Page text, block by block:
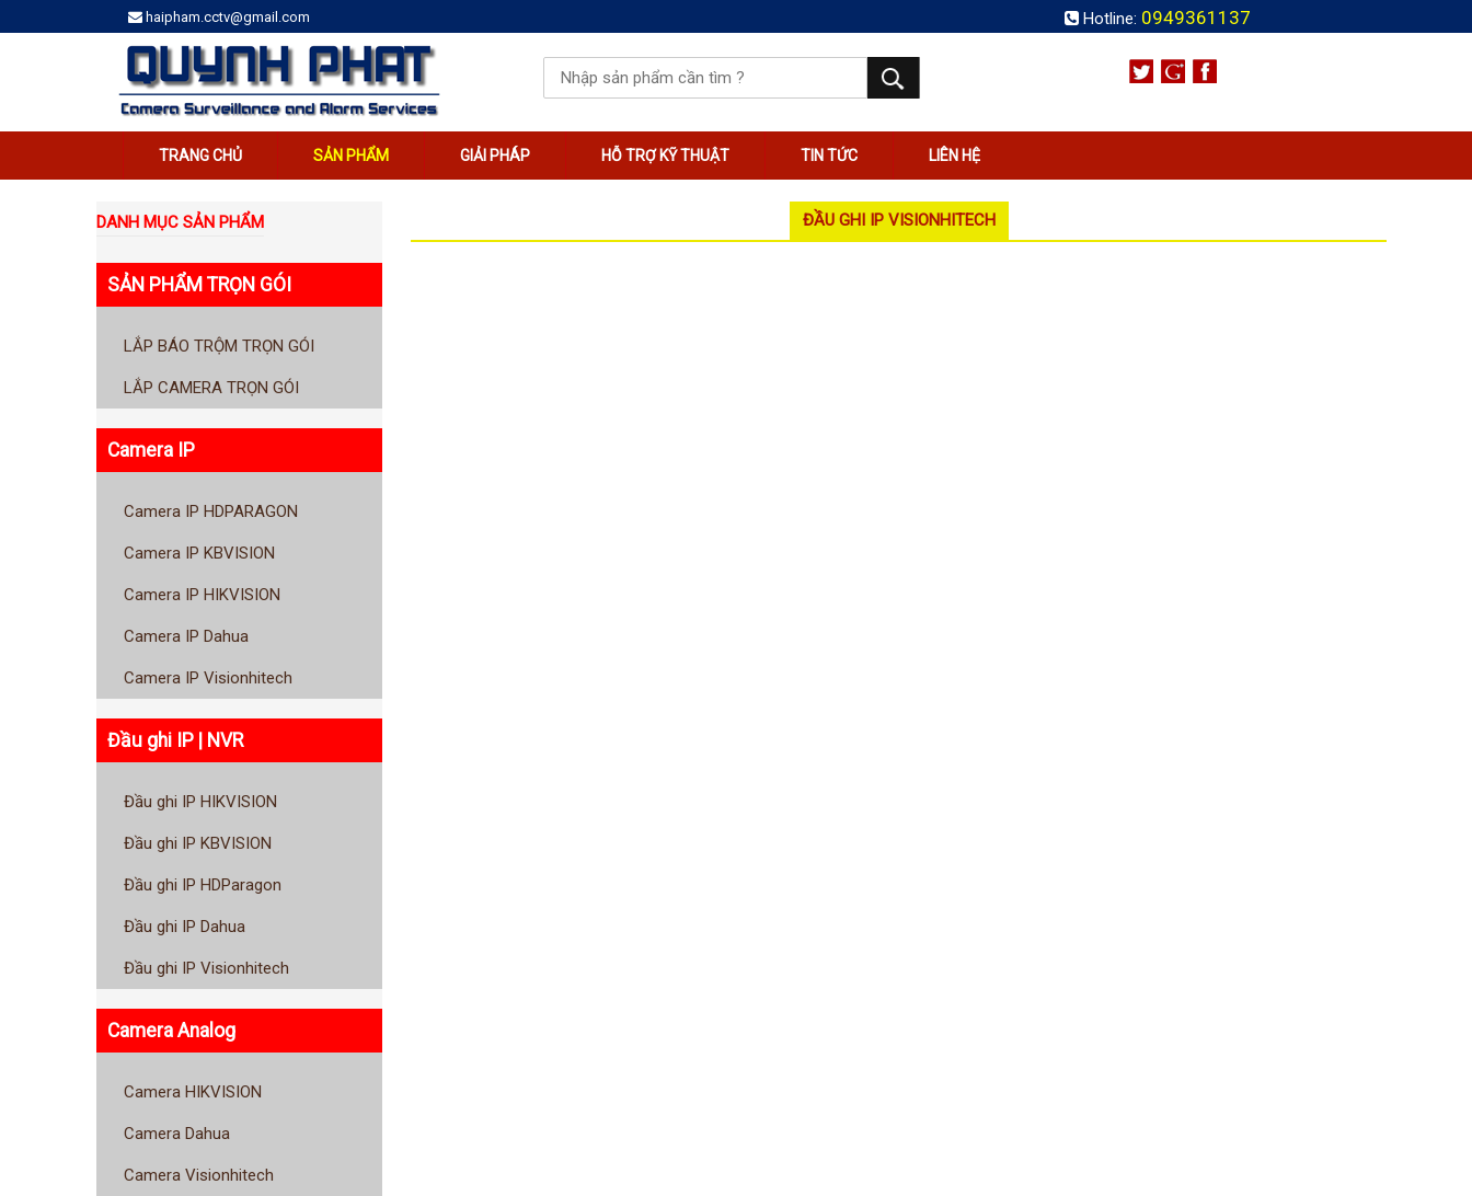
haipham.cctv@gmail.com Hotline: 0949361137
TRANG CHỦ SẢN PHẨM GIẢI PHÁP HỖ TRỢ KỸ THUẬT TIN TỨC LIÊN HỆ
DANH MỤC SẢN PHẨM
SẢN PHẨM TRỌN GÓI
LẮP BÁO TRỘM TRỌN GÓI
LẮP CAMERA TRỌN GÓI
Camera IP
Camera IP HDPARAGON
Camera IP KBVISION
Camera IP HIKVISION
Camera IP Dahua
Camera IP Visionhitech
Đầu ghi IP | NVR
Đầu ghi IP HIKVISION
Đầu ghi IP KBVISION
Đầu ghi IP HDParagon
Đầu ghi IP Dahua
Đầu ghi IP Visionhitech
Camera Analog
Camera HIKVISION
Camera Dahua
Camera Visionhitech
ĐẦU GHI IP VISIONHITECH